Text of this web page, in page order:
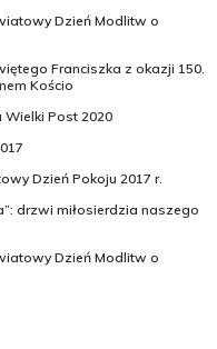
Dzień Modlitw o
Franciszka z okazji 150.
Kościo
Post 2020
Dzień Pokoju 2017 r.
drzwi miłosierdzia naszego
Dzień Modlitw o